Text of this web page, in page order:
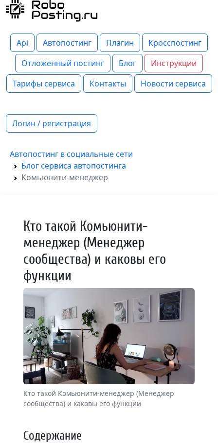
Api Автопостинг Плагин
Кросспостинг
Отложенный постинг
Блог
Инструкции
Тарифы сервиса
Контакты Новости сервиса
Логин / регистрация
Автопостинг в социальные сети
Блог сервиса автопостинга
Комьюнити-менеджер
Кто такой Комьюнити-
менеджер (Менеджер
сообщества) и каковы его
функции
Кто такой Комьюнити-менеджер (Менеджер
сообщества) и каковы его функции
Содержание